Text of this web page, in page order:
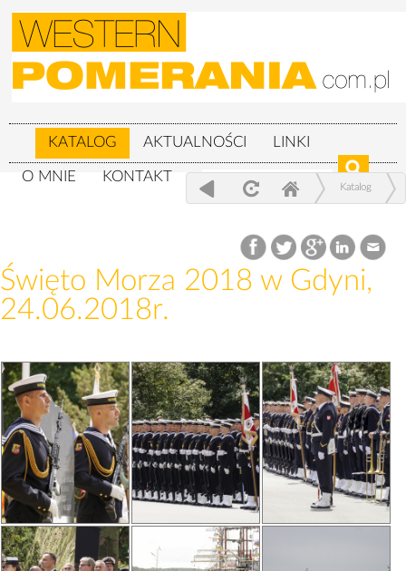
KATALOG AKTUALNOŚCI LINKI
O MNIE KONTAKT
Katalog
Święto Morza 2018 w Gdyni, 24.06.2018r.
Święto Morza 2018 w Gdyni,
24.06.2018r.